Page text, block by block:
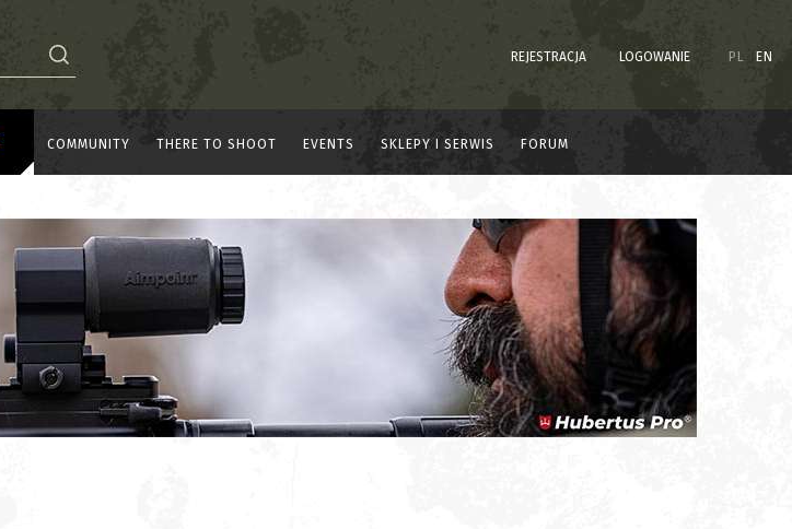
REJESTRACJA LOGOWANIE PL EN
COMMUNITY THERE TO SHOOT EVENTS SKLEPY I SERWIS FORUM